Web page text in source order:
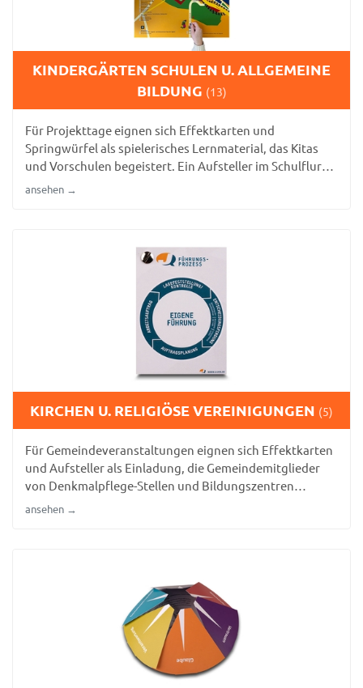
KINDERGÄRTEN SCHULEN U. ALLGEMEINE
BILDUNG (13)
Für Projekttage eignen sich Effektkarten und
Springwürfel als spielerisches Lernmaterial, das Kitas
und Vorschulen begeistert. Ein Aufsteller im Schulflur
ergänzt die Präsentation von Projektergebnissen.
ansehen →
KIRCHEN U. RELIGIÖSE VEREINIGUNGEN (5)
Für Gemeindeveranstaltungen eignen sich Effektkarten
und Aufsteller als Einladung, die Gemeindemitglieder
von Denkmalpflege-Stellen und Bildungszentren
herzlich ansprechen.
ansehen →